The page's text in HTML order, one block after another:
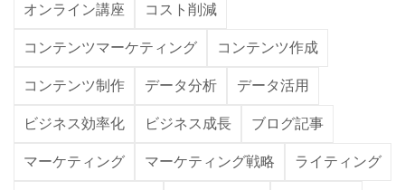
オンライン講座 コスト削減
コンテンツマーケティング コンテンツ作成
コンテンツ制作 データ分析 データ活用
ビジネス効率化 ビジネス成長 ブログ記事
マーケティング マーケティング戦略 ライティング